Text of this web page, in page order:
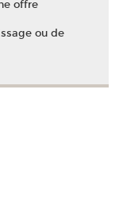
offre
ou de